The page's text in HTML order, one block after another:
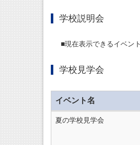
学校説明会
■現在表示できるイベン
学校見学会
イベント名
夏の学校見学会